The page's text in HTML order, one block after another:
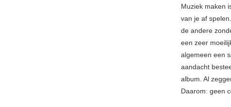
Muziek maken
van je af
de andere
een zeer
algemeen een
aandacht
album. Al
Daarom: geen